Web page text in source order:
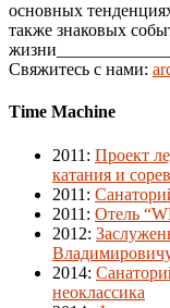
основных
также знаковых
Свяжитесь с нами:
Time Machine
2011 : Проект
катания и
2011 :
2011 : Отель
2012:
2014:
неоклассика